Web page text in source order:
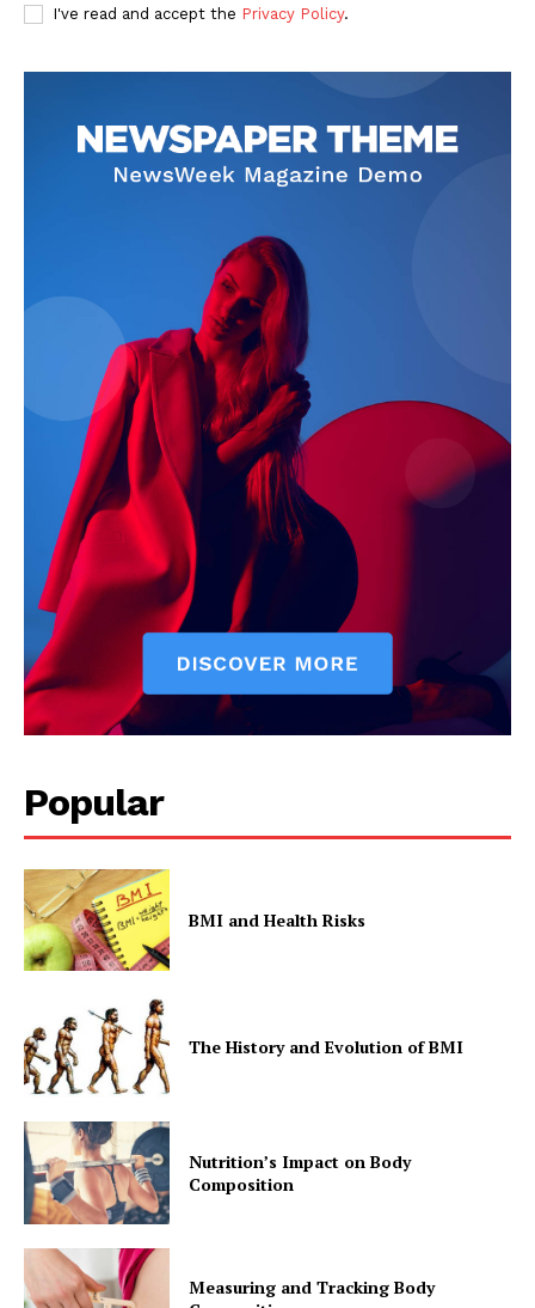
I've read and accept the Privacy Policy.
Popular
BMI and Health Risks
The History and Evolution of BMI
Nutrition’s Impact on Body
Composition
Measuring and Tracking Body